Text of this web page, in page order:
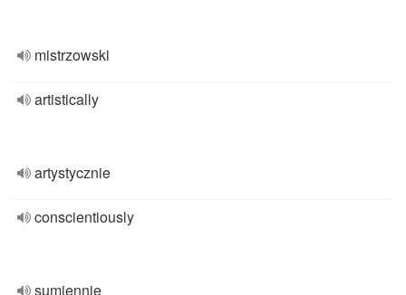
mistrzowski
artistically
artystycznie
conscientiously
sumiennie